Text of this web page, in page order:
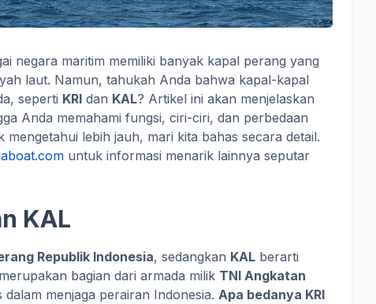
negara maritim memiliki banyak kapal perang yang
laut. Namun, tahukah Anda bahwa kapal-kapal
seperti KRI dan KAL? Artikel ini akan menjelaskan
Anda memahami fungsi, ciri-ciri, dan perbedaan
lebih jauh, mari kita bahas secara detail.
untuk informasi menarik lainnya seputar
KAL
Republik Indonesia, sedangkan KAL berarti
bagian dari armada milik TNI Angkatan
menjaga perairan Indonesia. Apa bedanya KRI